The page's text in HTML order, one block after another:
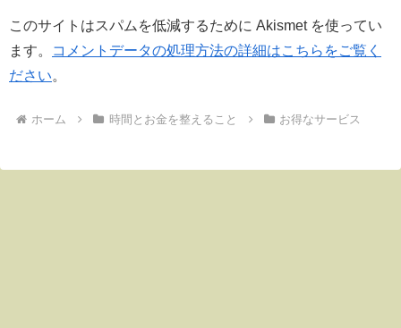
このサイトはスパムを低減するために Akismet を使ってい
ます。
コメントデータの処理方法の詳細はこちらをご覧く
ださい。
ホーム 時間とお金を整えること お得なサービス